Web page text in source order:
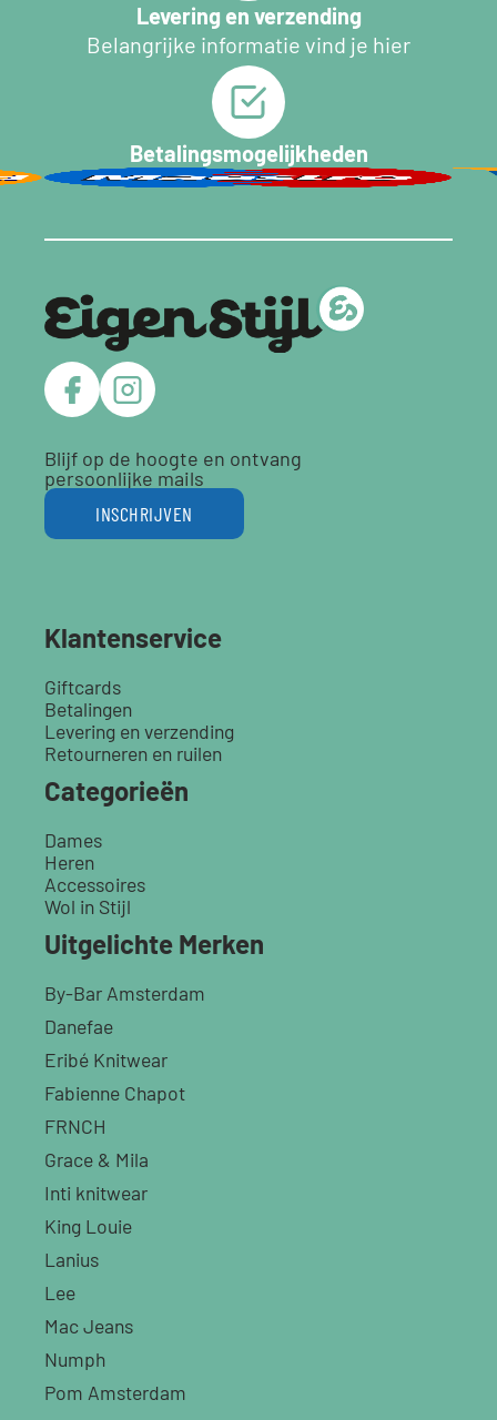
Levering en verzending
Belangrijke informatie vind je hier
Betalingsmogelijkheden
Blijf op de hoogte en ontvang
persoonlijke mails
INSCHRIJVEN
Klantenservice
Giftcards
Betalingen
Levering en verzending
Retourneren en ruilen
Categorieën
Dames
Heren
Accessoires
Wol in Stijl
Uitgelichte Merken
By-Bar Amsterdam
Danefae
Eribé Knitwear
Fabienne Chapot
FRNCH
Grace & Mila
Inti knitwear
King Louie
Lanius
Lee
Mac Jeans
Numph
Pom Amsterdam